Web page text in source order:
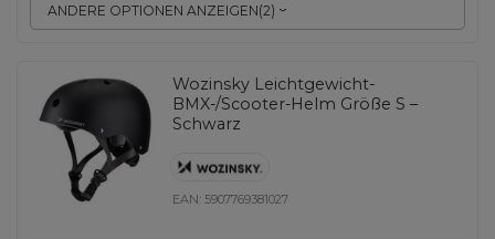
ANDERE OPTIONEN ANZEIGEN(2)
Wozinsky Leichtgewicht-
BMX-/Scooter-Helm Größe S –
Schwarz
EAN: 5907769381027